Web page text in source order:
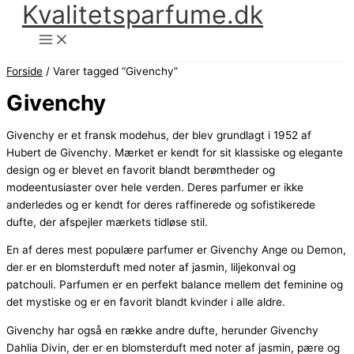
Kvalitetsparfume.dk
Forside / Varer tagged “Givenchy”
Givenchy
Givenchy er et fransk modehus, der blev grundlagt i 1952 af
Hubert de Givenchy. Mærket er kendt for sit klassiske og elegante
design og er blevet en favorit blandt berømtheder og
modeentusiaster over hele verden. Deres parfumer er ikke
anderledes og er kendt for deres raffinerede og sofistikerede
dufte, der afspejler mærkets tidløse stil.
En af deres mest populære parfumer er Givenchy Ange ou Demon,
der er en blomsterduft med noter af jasmin, liljekonval og
patchouli. Parfumen er en perfekt balance mellem det feminine og
det mystiske og er en favorit blandt kvinder i alle aldre.
Givenchy har også en række andre dufte, herunder Givenchy
Dahlia Divin, der er en blomsterduft med noter af jasmin, pære og